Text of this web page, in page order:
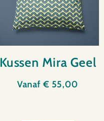
Kussen Mira Geel
Vanaf€ 55,00